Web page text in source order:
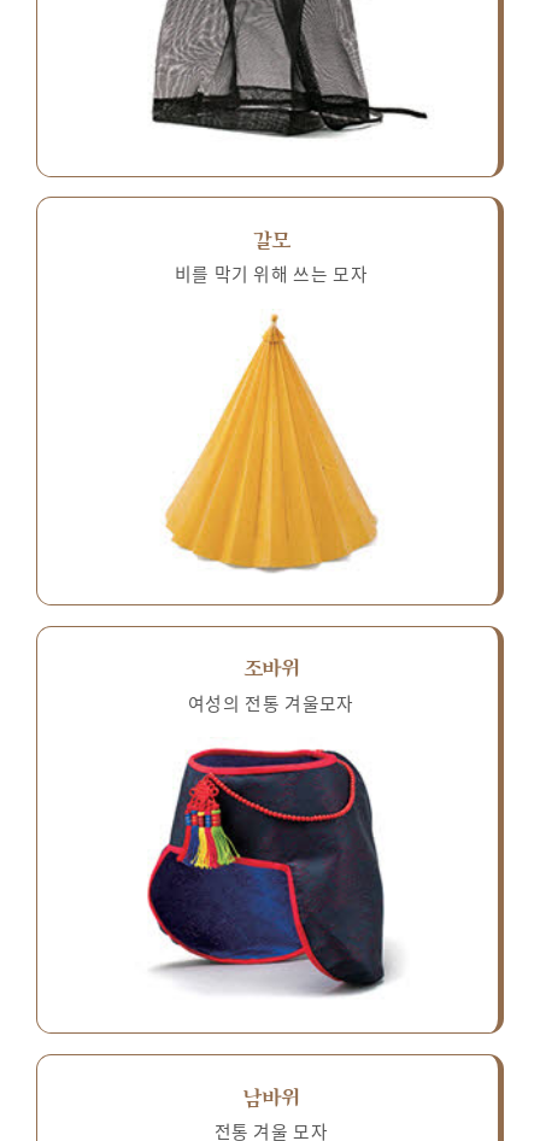
갈모
비를 막기 위해 쓰는 모자
조바위
여성의 전통 겨울모자
남바위
전통 겨울 모자